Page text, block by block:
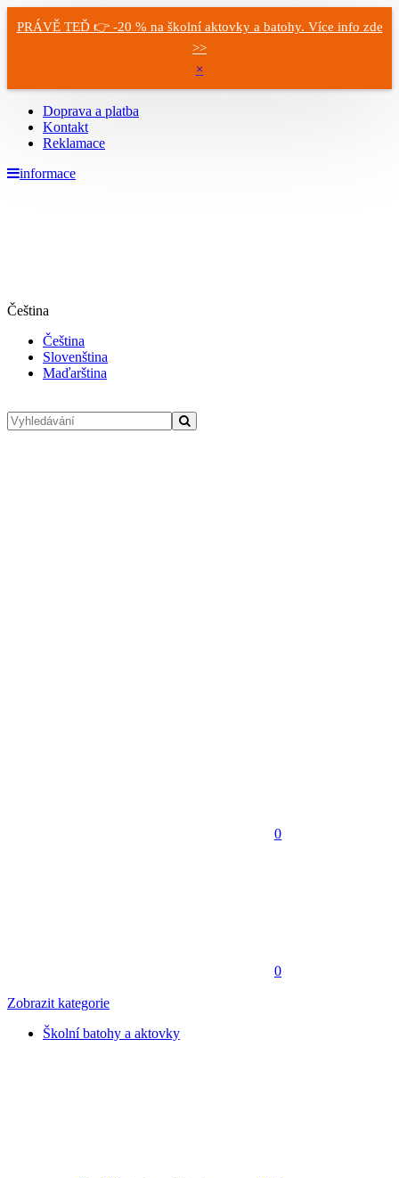
PRÁVĚ TEĎ 👉 -20 % na školní aktovky a batohy. Více info zde
>>
×
Doprava a platba
Kontakt
Reklamace
informace
Čeština
Čeština
Slovenština
Maďarština
0
0
Zobrazit kategorie
Školní batohy a aktovky